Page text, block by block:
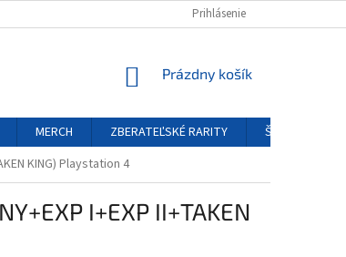
FORMULÁR ODSTÚPENIA
Prihlásenie
NÁKUPNÝ
Prázdny košík
MERCH ZBERATEĽSKÉ RARITY
ŠPECIÁLNE
KING) Playstation 4
I+EXP II+TAKEN